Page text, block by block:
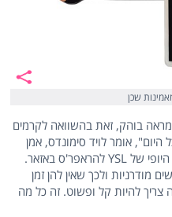
בוהק, זאת בהשוואה לקרמים
אומר לויד סימונדס, אמן
האיפור והמנהל הקריאטיבי של חטיבת היופי של YSL להראפר'ס באזאר.
ולכך שאין להן זמן
להיות קל ופשוט. זה כל מה